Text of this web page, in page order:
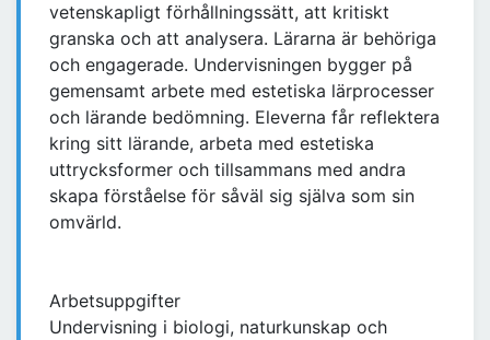
vetenskapligt förhållningssätt, att kritiskt
granska och att analysera. Lärarna är behöriga
och engagerade. Undervisningen bygger på
gemensamt arbete med estetiska lärprocesser
och lärande bedömning. Eleverna får reflektera
kring sitt lärande, arbeta med estetiska
uttrycksformer och tillsammans med andra
skapa förståelse för såväl sig själva som sin
omvärld.
Arbetsuppgifter
Undervisning i biologi, naturkunskap och